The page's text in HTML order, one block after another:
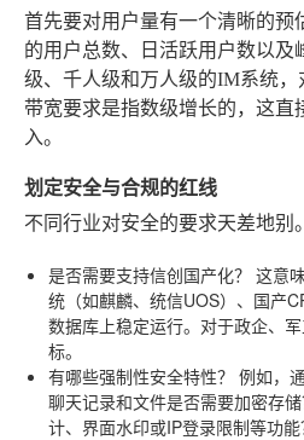
首先要对用户量有一个清晰的预
的用户总数、日活跃用户数以及
级、千人级和万人级的IM系统，
带宽要求是指数级增长的，这直
入。
划定安全与合规的红线
不同行业对安全的要求天差地别
是否需要支持信创国产化？ 这意
统（如麒麟、统信UOS）、国产
数据库上稳定运行。对于政企、
标。
有哪些强制性安全特性？ 例如，
聊天记录和文件是否需要加密存
计、界面水印或IP登录限制等功能